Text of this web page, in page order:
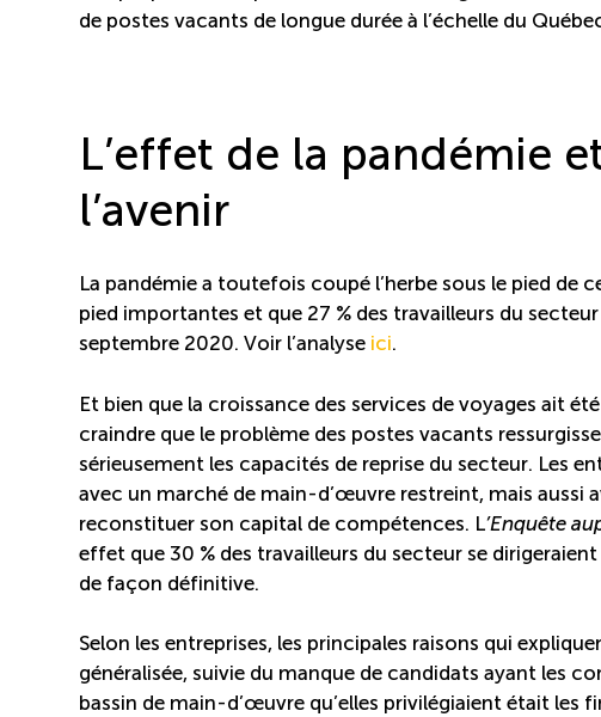
de postes vacants de longue durée à l’échelle du
L’effet de la pandémie
l’avenir
La pandémie a toutefois coupé l’herbe sous le pied de
pied importantes et que 27 % des travailleurs du
septembre 2020. Voir l’analyse ici.
Et bien que la croissance des services de voyages ait
craindre que le problème des postes vacants
sérieusement les capacités de reprise du secteur. Les
avec un marché de main-d’œuvre restreint, mais aussi
reconstituer son capital de compétences. L’Enquête
effet que 30 % des travailleurs du secteur se
de façon définitive.
Selon les entreprises, les principales raisons qui
généralisée, suivie du manque de candidats ayant les
bassin de main-d’œuvre qu’elles privilégiaient était les